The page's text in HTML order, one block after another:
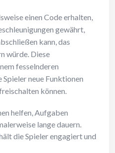
einen Code erhalten,
gewährt,
kann, das
würde. Diese
fesselnderen
neue Funktionen
können.
helfen, Aufgaben
lange dauern.
die Spieler engagiert und